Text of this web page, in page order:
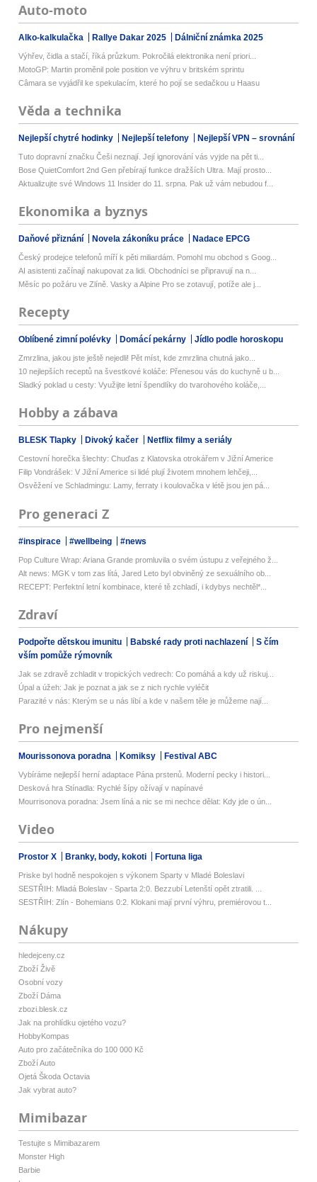
Auto-moto
Alko-kalkulačka Rallye Dakar 2025 Dálniční známka 2025
Výhřev, čidla a stačí, říká průzkum. Pokročilá elektronika není priori...
MotoGP: Martin proměnil pole position ve výhru v britském sprintu
Câmara se vyjádřil ke spekulacím, které ho pojí se sedačkou u Haasu
Věda a technika
Nejlepší chytré hodinky Nejlepší telefony Nejlepší VPN – srovnání
Tuto dopravní značku Češi neznají. Její ignorování vás vyjde na pět ti...
Bose QuietComfort 2nd Gen přebírají funkce dražších Ultra. Mají prosto...
Aktualizujte své Windows 11 Insider do 11. srpna. Pak už vám nebudou f...
Ekonomika a byznys
Daňové přiznání Novela zákoníku práce Nadace EPCG
Český prodejce telefonů míří k pěti miliardám. Pomohl mu obchod s Goog...
AI asistenti začínají nakupovat za lidi. Obchodníci se připravují na n...
Měsíc po požáru ve Zlíně. Vasky a Alpine Pro se zotavují, potíže ale j...
Recepty
Oblíbené zimní polévky Domácí pekárny Jídlo podle horoskopu
Zmrzlina, jakou jste ještě nejedli! Pět míst, kde zmrzlina chutná jako...
10 nejlepších receptů na švestkové koláče: Přenesou vás do kuchyně u b...
Sladký poklad u cesty: Využijte letní špendlíky do tvarohového koláče,...
Hobby a zábava
BLESK Tlapky Divoký kačer Netflix filmy a seriály
Cestovní horečka šlechty: Chuďas z Klatovska otrokářem v Jižní Americe
Filip Vondrášek: V Jižní Americe si lidé plují životem mnohem lehčeji,...
Osvěžení ve Schladmingu: Lamy, ferraty i koulovačka v létě jsou jen pá...
Pro generaci Z
#inspirace #wellbeing #news
Pop Culture Wrap: Ariana Grande promluvila o svém ústupu z veřejného ž...
Alt news: MGK v tom zas lítá, Jared Leto byl obviněný ze sexuálního ob...
RECEPT: Perfektní letní kombinace, které tě zchladí, i kdybys nechtěl*...
Zdraví
Podpořte dětskou imunitu Babské rady proti nachlazení
S čím
vším pomůže rýmovník
Jak se zdravě zchladit v tropických vedrech: Co pomáhá a kdy už riskuj...
Úpal a úžeh: Jak je poznat a jak se z nich rychle vyléčit
Parazité v nás: Kterým se u nás líbí a kde v našem těle je můžeme nají...
Pro nejmenší
Mourissonova poradna Komiksy Festival ABC
Vybíráme nejlepší herní adaptace Pána prstenů. Moderní pecky i histori...
Desková hra Stínadla: Rychlé šípy ožívají v napínavé
Mourrisonova poradna: Jsem líná a nic se mi nechce dělat: Kdy jde o ún...
Video
Prostor X Branky, body, kokoti Fortuna liga
Priske byl hodně nespokojen s výkonem Sparty v Mladé Boleslavi
SESTŘIH: Mladá Boleslav - Sparta 2:0. Bezzubí Letenští opět ztratili. ...
SESTŘIH: Zlín - Bohemians 0:2. Klokani mají první výhru, premiérovou t...
Nákupy
hledejceny.cz
Zboží Živě
Osobní vozy
Zboží Dáma
zbozi.blesk.cz
Jak na prohlídku ojetého vozu?
HobbyKompas
Auto pro začátečníka do 100 000 Kč
Zboží Auto
Ojetá Škoda Octavia
Jak vybrat auto?
Mimibazar
Testujte s Mimibazarem
Monster High
Barbie